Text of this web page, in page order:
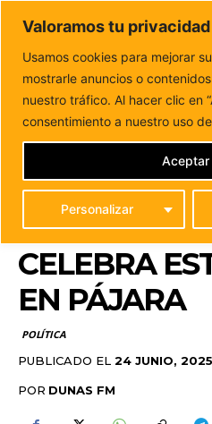
Valoramos tu privacidad
Usamos cookies para mejorar
mostrarle anuncios o
nuestro tráfico. Al hacer clic en
consentimiento a nuestro uso
Personalizar
Aceptar
DUNAS
Tu informacion de
Inicio POLÍTICA
El Congreso
Fuerteventura se celebra este
EL
CELEBRA
EN PÁJARA
POLÍTICA
PUBLICADO EL 24 JUNIO, 2025
POR DUNAS FM